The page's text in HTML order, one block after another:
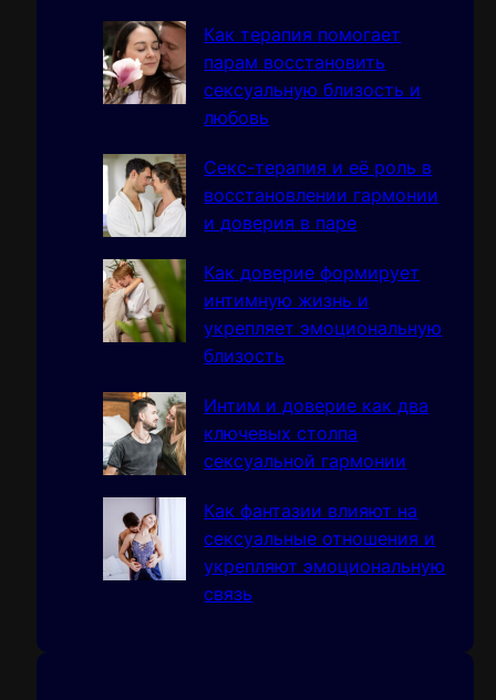
Как терапия помогает
парам восстановить
сексуальную близость и
любовь
Секс-терапия и её роль в
восстановлении гармонии
и доверия в паре
Как доверие формирует
интимную жизнь и
укрепляет эмоциональную
близость
Интим и доверие как два
ключевых столпа
сексуальной гармонии
Как фантазии влияют на
сексуальные отношения и
укрепляют эмоциональную
связь